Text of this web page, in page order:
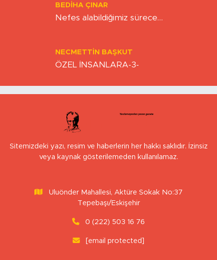
BEDIHA ÇINAR
Nefes alabildiğimiz sürece…
NECMETTIN BAŞKUT
ÖZEL İNSANLARA-3-
Sitemizdeki yazı, resim ve haberlerin her hakkı saklıdır. İzinsiz
veya kaynak gösterilemeden kullanılamaz.
Uluönder Mahallesi, Aktüre Sokak No:37
Tepebaşı/Eskişehir
0 (222) 503 16 76
[email protected]